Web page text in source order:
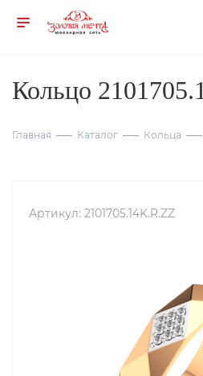
Кольцо
Главная Каталог Кольца
Артикул: 2101705.14K.R.ZZ